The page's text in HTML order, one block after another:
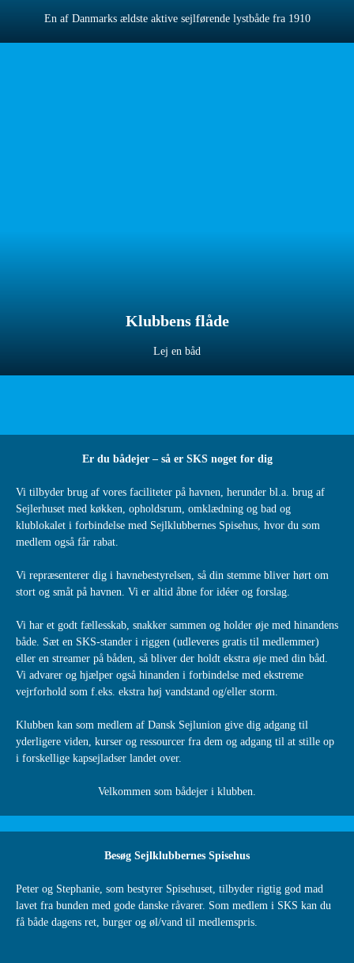
En af Danmarks ældste aktive sejlførende lystbåde fra 1910
Klubbens flåde
Lej en båd
Er du bådejer – så er SKS noget for dig
Vi tilbyder brug af vores faciliteter på havnen, herunder bl.a. brug af
Sejlerhuset med køkken, opholdsrum, omklædning og bad og
klublokalet i forbindelse med Sejlklubbernes Spisehus, hvor du som
medlem også får rabat.
Vi repræsenterer dig i havnebestyrelsen, så din stemme bliver hørt om
stort og småt på havnen. Vi er altid åbne for idéer og forslag.
Vi har et godt fællesskab, snakker sammen og holder øje med hinandens
både. Sæt en SKS-stander i riggen (udleveres gratis til medlemmer)
eller en streamer på båden, så bliver der holdt ekstra øje med din båd.
Vi advarer og hjælper også hinanden i forbindelse med ekstreme
vejrforhold som f.eks. ekstra høj vandstand og/eller storm.
Klubben kan som medlem af Dansk Sejlunion give dig adgang til
yderligere viden, kurser og ressourcer fra dem og adgang til at stille op
i forskellige kapsejladser landet over.
Velkommen som bådejer i klubben.
Besøg Sejlklubbernes Spisehus
Peter og Stephanie, som bestyrer Spisehuset, tilbyder rigtig god mad
lavet fra bunden med gode danske råvarer. Som medlem i SKS kan du
få både dagens ret, burger og øl/vand til medlemspris.